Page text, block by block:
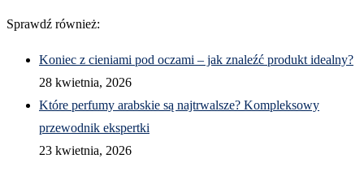
Sprawdź również:
Koniec z cieniami pod oczami – jak znaleźć produkt idealny?
28 kwietnia, 2026
Które perfumy arabskie są najtrwalsze? Kompleksowy
przewodnik ekspertki
23 kwietnia, 2026